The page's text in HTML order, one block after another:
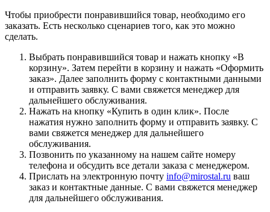
Чтобы приобрести понравившийся товар, необходимо его
заказать. Есть несколько сценариев того, как это можно
сделать.
Выбрать понравившийся товар и нажать кнопку «В
корзину». Затем перейти в корзину и нажать «Оформить
заказ». Далее заполнить форму с контактными данными
и отправить заявку. С вами свяжется менеджер для
дальнейшего обслуживания.
Нажать на кнопку «Купить в один клик». После
нажатия нужно заполнить форму и отправить заявку. С
вами свяжется менеджер для дальнейшего
обслуживания.
Позвонить по указанному на нашем сайте номеру
телефона и обсудить все детали заказа с менеджером.
Прислать на электронную почту info@mirostal.ru ваш
заказ и контактные данные. С вами свяжется менеджер
для дальнейшего обслуживания.